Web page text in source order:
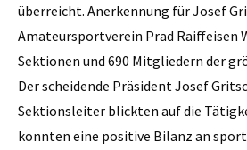
überreicht. Anerkennung für Josef
Amateursportverein Prad Raiffeisen
Sektionen und 690 Mitgliedern der
Der scheidende Präsident Josef
Sektionsleiter blickten auf die
konnten eine positive Bilanz an